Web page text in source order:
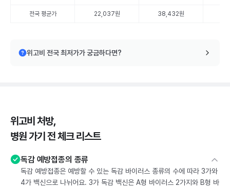
전국 평균가 22,037원 38,432원
위고비 전국 최저가가 궁금하다면?
위고비 처방,
병원 가기 전 체크 리스트
독감 예방접종의 종류
독감 예방접종은 예방할 수 있는 독감 바이러스 종류의 수에 따라 3가와
4가 백신으로 나뉘어요. 3가 독감 백신은 A형 바이러스 2가지와 B형 바